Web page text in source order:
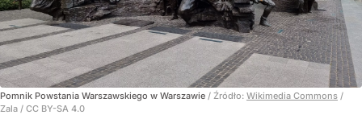
Pomnik Powstania Warszawskiego w Warszawie / Źródło: Wikimedia Commons /
Zala / CC BY-SA 4.0